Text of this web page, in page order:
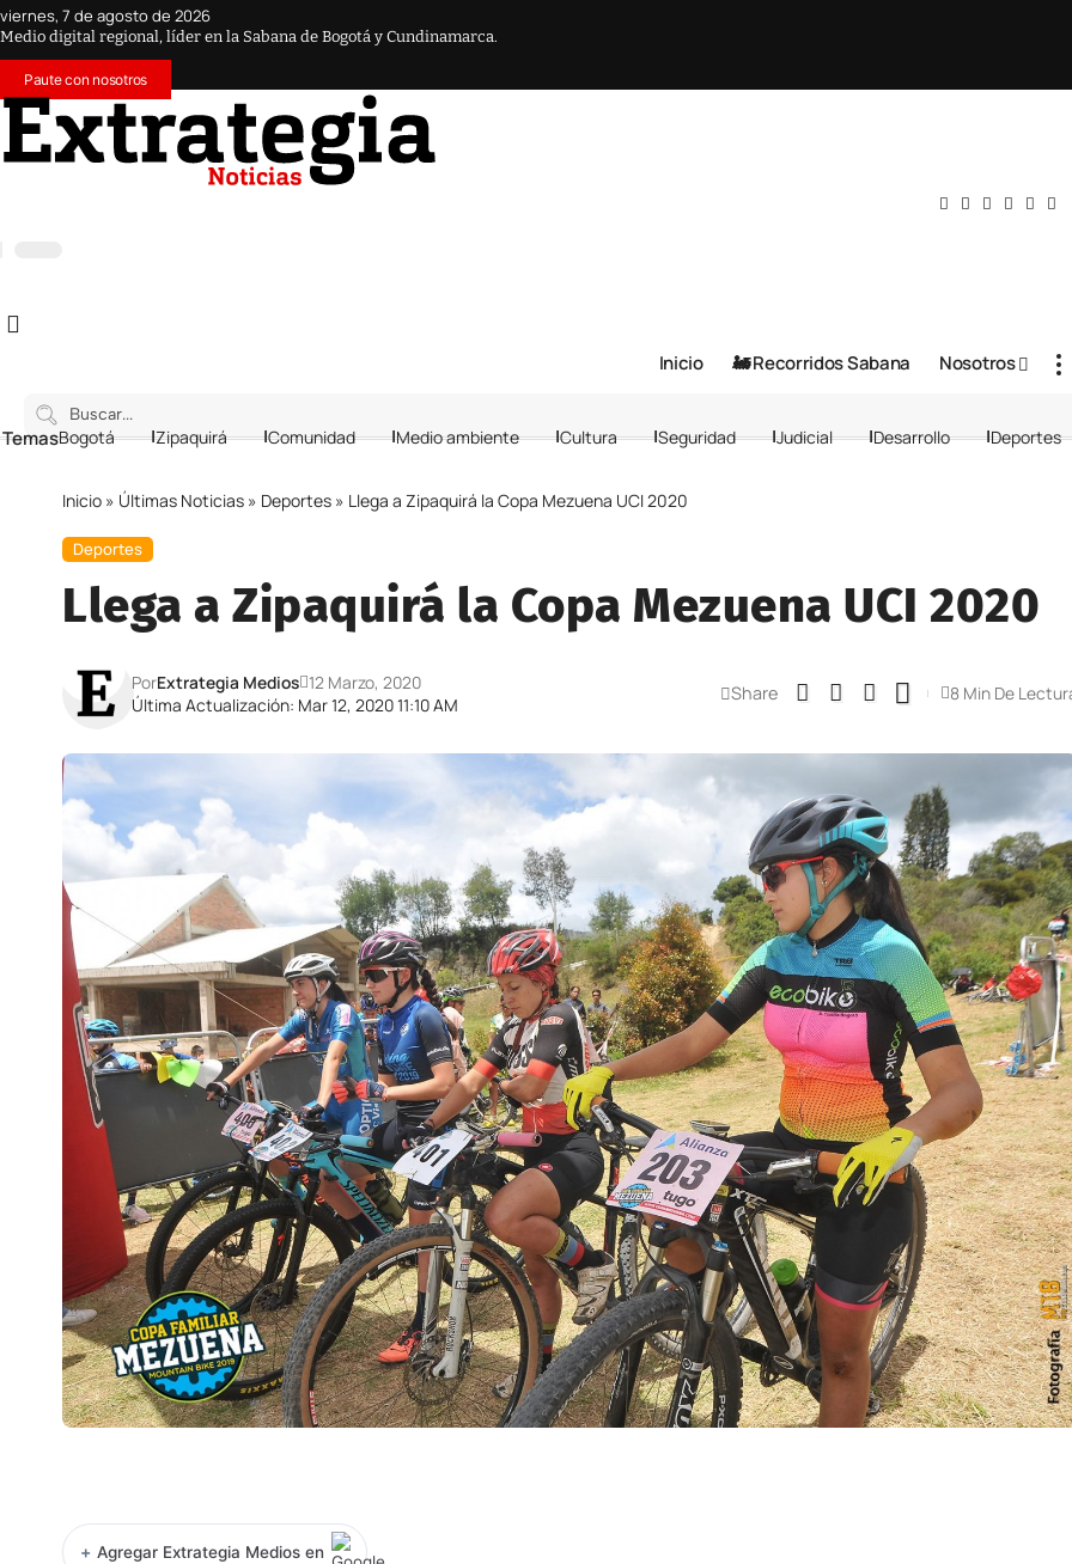
viernes, 7 de agosto de 2026
Medio digital regional, líder en la Sabana de Bogotá y Cundinamarca.
Paute con nosotros
Inicio 🚂 Recorridos Sabana Nosotros
Bogotá Zipaquirá Comunidad Medio ambiente Cultura Seguridad Judicial Desarrollo Deportes
Inicio » Últimas Noticias » Deportes » Llega a Zipaquirá la Copa Mezuena UCI 2020
Deportes
Llega a Zipaquirá la Copa Mezuena UCI 2020
Última Actualización: Mar 12, 2020 11:10 AM
PorExtrategia Medios 12 Marzo, 2020 Share 8 Min De
+ Agregar Extrategia Medios en